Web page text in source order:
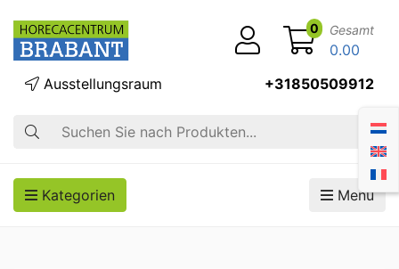
Suche
Ausstellungsraum +31850509912
0 Gesamt
0.00
Kategorien Menü